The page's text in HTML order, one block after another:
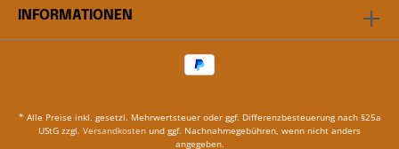
INFORMATIONEN
* Alle Preise inkl. gesetzl. Mehrwertsteuer oder ggf. Differenzbesteuerung nach §25a
UStG zzgl. Versandkosten und ggf. Nachnahmegebühren, wenn nicht anders
angegeben.